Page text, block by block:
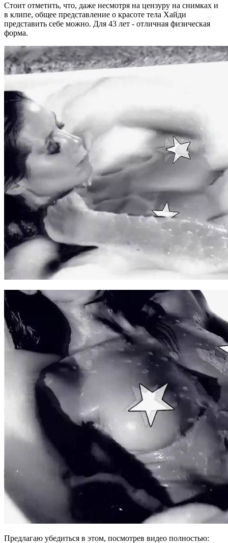
Стоит отметить, что, даже несмотря на цензуру на снимках и
в клипе, общее представление о красоте тела Хайди
представить себе можно. Для 43 лет - отличная физическая
форма.
Предлагаю убедиться в этом, посмотрев видео полностью: